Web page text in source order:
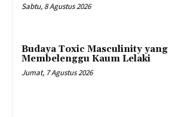
Sabtu, 8 Agustus 2026
Budaya Toxic Masculinity yang
Membelenggu Kaum Lelaki
Jumat, 7 Agustus 2026